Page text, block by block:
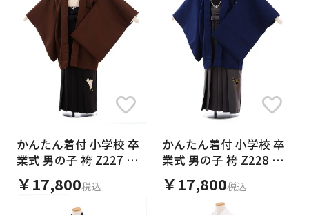
かんたん着付 小学校 卒
業式 男の子 袴 Z227 小
町Kids 茶色羽織×黒袴
￥17,800税込
かんたん着付 小学校 卒
業式 男の子 袴 Z228 小
町Kids 紺×ｸﾞﾚｰ袴
￥17,800税込